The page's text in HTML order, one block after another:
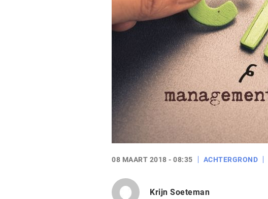
08 MAART 2018 - 08:35 ACHTERGROND
Krijn Soeteman